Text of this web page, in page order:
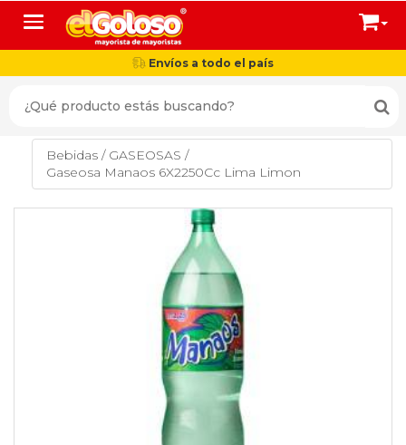
Toggle navigation
Envíos a todo el país
Bebidas / GASEOSAS /
Gaseosa Manaos 6X2250Cc Lima Limon